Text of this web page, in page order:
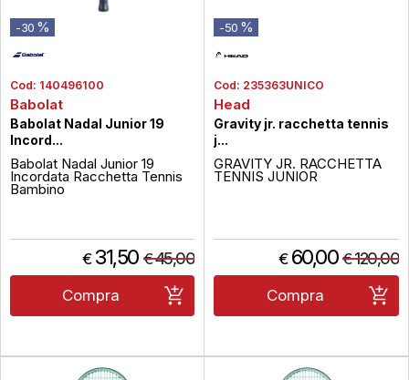
-30 %
Cod: 140496100
Babolat
Babolat Nadal Junior 19
Incord...
Babolat Nadal Junior 19
Incordata Racchetta Tennis
Bambino
€ 31,50 €45,00
Compra
-50 %
Cod: 235363UNICO
Head
Gravity jr. racchetta tennis
j...
GRAVITY JR. RACCHETTA
TENNIS JUNIOR
€ 60,00 €120,00
Compra